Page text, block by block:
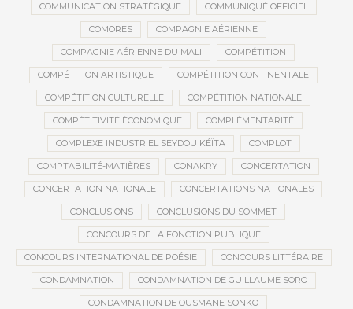
COMMUNICATION STRATÉGIQUE COMMUNIQUÉ OFFICIEL
COMORES COMPAGNIE AÉRIENNE
COMPAGNIE AÉRIENNE DU MALI COMPÉTITION
COMPÉTITION ARTISTIQUE COMPÉTITION CONTINENTALE
COMPÉTITION CULTURELLE COMPÉTITION NATIONALE
COMPÉTITIVITÉ ÉCONOMIQUE COMPLÉMENTARITÉ
COMPLEXE INDUSTRIEL SEYDOU KÉÏTA COMPLOT
COMPTABILITÉ-MATIÈRES CONAKRY CONCERTATION
CONCERTATION NATIONALE CONCERTATIONS NATIONALES
CONCLUSIONS CONCLUSIONS DU SOMMET
CONCOURS DE LA FONCTION PUBLIQUE
CONCOURS INTERNATIONAL DE POÉSIE CONCOURS LITTÉRAIRE
CONDAMNATION CONDAMNATION DE GUILLAUME SORO
CONDAMNATION DE OUSMANE SONKO